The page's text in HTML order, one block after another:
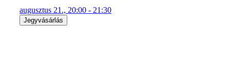
augusztus 21., 20:00 - 21:30
Jegyvásárlás